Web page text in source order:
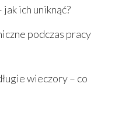
ich uniknąć?
podczas pracy
wieczory – co